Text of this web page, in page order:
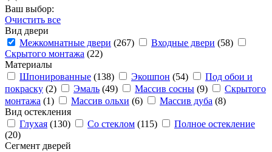
Ваш выбор:
Очистить все
Вид двери
Межкомнатные двери (267) Входные двери (58)
Скрытого монтажа (22)
Материалы
Шпонированные (138) Экошпон (54)
Под обои и
покраску (2) Эмаль (49) Массив сосны (9)
Скрытого
монтажа (1) Массив ольхи (6) Массив дуба (8)
Вид остекления
Глухая (130) Со стеклом (115)
Полное остекление
(20)
Сегмент дверей